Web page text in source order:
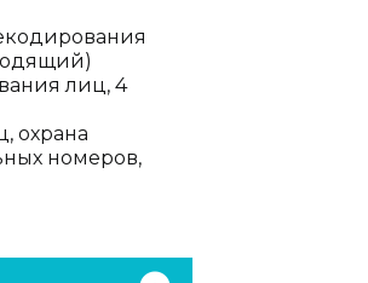
лиц, 4
охрана
номеров,